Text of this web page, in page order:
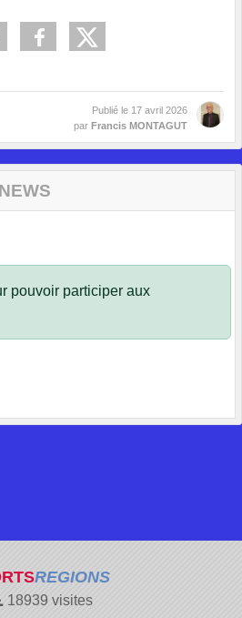
Publié le 17 avril 2026
par Francis MONTAGUT
pouvoir participer aux
REGIONS
18939 visites